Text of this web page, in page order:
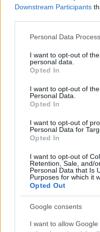
Downstream Participants
Please note that this
not limited to your visit or
grant or deny consent to
use your data for below
consent section.
Personal Data
I want to opt-out of
personal data.
Opted In
I want to opt-out of
Personal Data.
Opted In
I want to opt-out of
Personal Data for
Opted In
I want to opt-out of
Retention, Sale, and/
Personal Data that Is
Purposes for which it
Opted Out
Google consents
I want to allow
Hírlevél
Adja meg keresztnevét:
meg e-mail címét:
Megismertem és